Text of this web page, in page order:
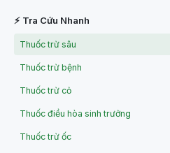
⚡ Tra Cứu Nhanh
Thuốc trừ sâu
Thuốc trừ bệnh
Thuốc trừ cỏ
Thuốc điều hòa sinh trưởng
Thuốc trừ ốc